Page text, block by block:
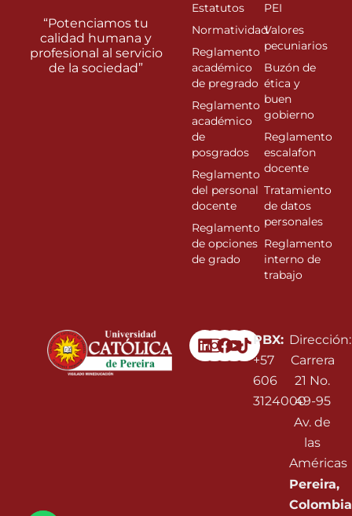
Linkedin
Instagram
Facebook
Youtube
PBX:
+57
606
3124000
Dirección:
Carrera
21 No.
49-95
Av. de
las
Américas
Pereira,
Colombia
“Potenciamos tu
calidad humana y
profesional al servicio
de la sociedad”
Estatutos
Normatividad
Reglamento
académico
de pregrado
Reglamento
académico
de
posgrados
Reglamento
del personal
docente
Reglamento
de opciones
de grado
PEI
Valores
pecuniarios
Buzón de
ética y
buen
gobierno
Reglamento
escalafon
docente
Tratamiento
de datos
personales
Reglamento
interno de
trabajo